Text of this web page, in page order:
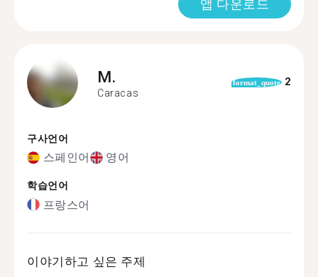
앱 다운로드
M.
Caracas
format_quote 2
구사언어
스페인어 영어
학습언어
프랑스어
이야기하고 싶은 주제